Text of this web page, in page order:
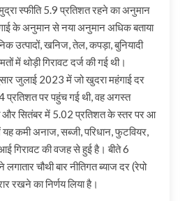
स्फीति 5.9 प्रतिशत रहने का अनुमान
के अनुमान से नया अनुमान अधिक बताया
उत्पादों, खनिज, तेल, कपड़ा, बुनियादी
में थोड़ी गिरावट दर्ज की गई थी।
जुलाई 2023 में जो खुदरा महंगाई दर
पर पहुंच गई थी, वह अगस्त
सितंबर में 5.02 प्रतिशत के स्तर पर आ
कमी अनाज, सब्जी, परिधान, फुटवियर,
गिरावट की वजह से हुई है। बीते 6
चौथी बार नीतिगत ब्याज दर (रेपो
रखने का निर्णय लिया है।